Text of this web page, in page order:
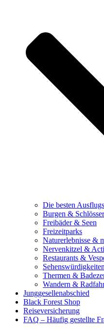
Die besten
Burgen & Schlösser
Freibäder & Seen
Freizeitparks
Naturerlebnisse &
Nervenkitzel &
Restaurants &
Thermen &
Wandern &
Junggesellenabschied
Black Forest Shop
Reiseversicherung
FAQ – Häufig gestellte